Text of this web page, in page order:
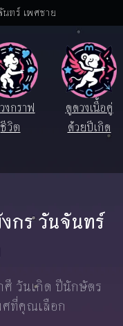
นทร์ เพศชาย
งกราฟ
ชีวิต
ดูดวงเนื้อคู่
ด้วยปีเกิด
กร วันจันทร์
ศี วันเกิด ปีนักษัตร
ศที่คุณเลือก